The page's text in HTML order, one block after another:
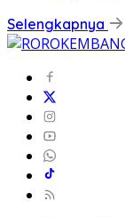
Selengkapnya